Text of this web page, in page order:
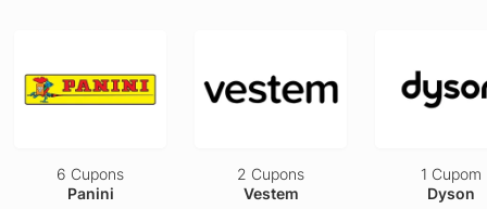
6 Cupons
Panini
2 Cupons
Vestem
1 Cupom
Dyson